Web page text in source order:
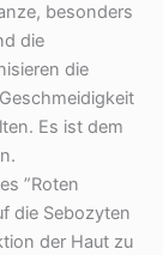
besonders
die
die
Es ist dem
”Roten
die Sebozyten
der Haut zu